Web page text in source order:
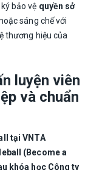
bảo vệ quyền sở
sáng chế với
thương hiệu của
luyện viên
và chuẩn
tại VNTA
(Become a
khóa học Công ty